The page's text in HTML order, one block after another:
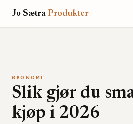
Jo Sætra Produkter
ØKONOMI
Slik gjør du
kjøp i 2026